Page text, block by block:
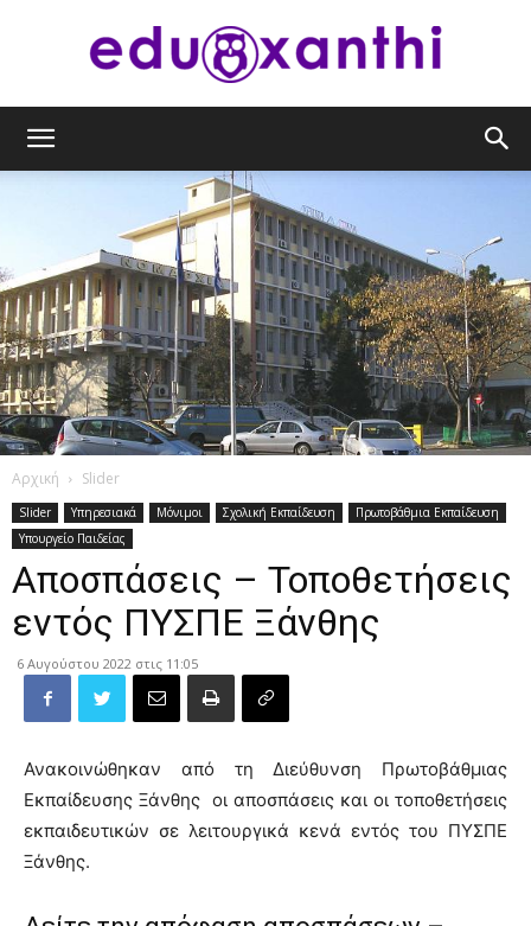
Αρχική Slider
Slider Υπηρεσιακά Μόνιμοι Σχολική Εκπαίδευση
Πρωτοβάθμια Εκπαίδευση
Υπουργείο Παιδείας
Αποσπάσεις – Τοποθετήσεις
εντός ΠΥΣΠΕ Ξάνθης
6 Αυγούστου 2022 στις 11:05
Ανακοινώθηκαν από τη Διεύθυνση Πρωτοβάθμιας
Εκπαίδευσης Ξάνθης οι αποσπάσεις και οι τοποθετήσεις
εκπαιδευτικών σε λειτουργικά κενά εντός του ΠΥΣΠΕ
Ξάνθης.